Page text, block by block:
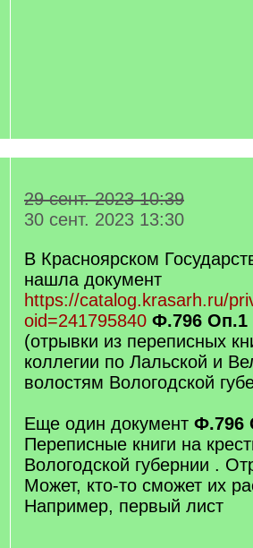
29 сент. 2023 10:39
30 сент. 2023 13:30
В Красноярском
нашла документ
https://catalog.krasarh.ru/
oid=241795840 Ф.796 Оп.1
(отрывки из переписных
коллегии по Лальской и
волостям Вологодской
Еще один документ Ф.796
Переписные книги на
Вологодской губернии .
Может, кто-то сможет их
Например, первый лист